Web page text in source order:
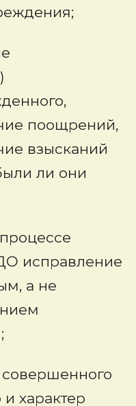
поощрений,
взысканий
ли они
исправление
а не
совершенного
характер